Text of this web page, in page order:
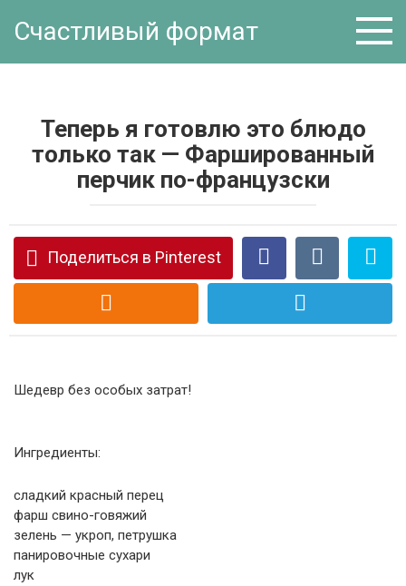
Счастливый формат
Теперь я готовлю это блюдо
только так — Фаршированный
перчик по-французски
Поделиться в Pinterest
Шедевр без особых затрат!
Ингредиенты:
сладкий красный перец
фарш свино-говяжий
зелень — укроп, петрушка
панировочные сухари
лук